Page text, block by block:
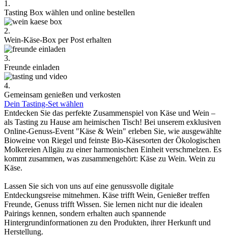
1.
Tasting Box wählen und online bestellen
2.
Wein-Käse-Box per Post erhalten
3.
Freunde einladen
4.
Gemeinsam genießen und verkosten
Dein Tasting-Set wählen
Entdecken Sie das perfekte Zusammenspiel von Käse und Wein –
als Tasting zu Hause am heimischen Tisch! Bei unserem exklusiven
Online-Genuss-Event "Käse & Wein" erleben Sie, wie ausgewählte
Bioweine von Riegel und feinste Bio-Käsesorten der Ökologischen
Molkereien Allgäu zu einer harmonischen Einheit verschmelzen. Es
kommt zusammen, was zusammengehört: Käse zu Wein. Wein zu
Käse.
Lassen Sie sich von uns auf eine genussvolle digitale
Entdeckungsreise mitnehmen. Käse trifft Wein, Genießer treffen
Freunde, Genuss trifft Wissen. Sie lernen nicht nur die idealen
Pairings kennen, sondern erhalten auch spannende
Hintergrundinformationen zu den Produkten, ihrer Herkunft und
Herstellung.